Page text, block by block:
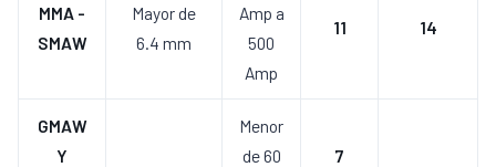
MMA -
SMAW
Mayor de
6.4 mm
Amp a
500
Amp
11 14
GMAW
Y
Menor
de 60
7